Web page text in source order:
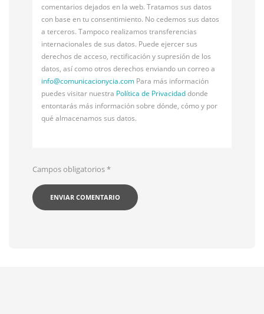
comentarios dejados en la web. Tratamos sus datos
con base en tu consentimiento. No cedemos sus datos
a terceros. Tampoco realizamos transferencias
internacionales de sus datos. Puede ejercer sus
derechos de acceso, rectificación y supresión de los
datos, así como otros derechos enviando un correo a
info@comunicacionycia.com Para más información
puedes visitar nuestra Política de Privacidaddonde
entontarás más información sobre dónde, cómo y por
qué almacenamos sus datos.
Campos obligatorios*